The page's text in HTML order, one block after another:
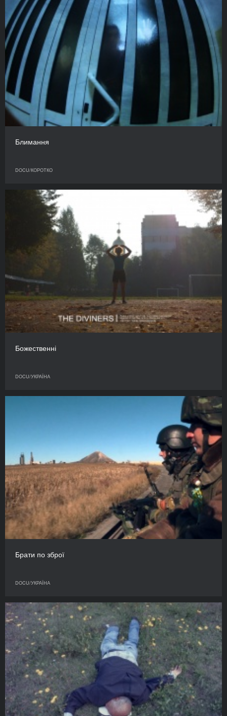
Блимання
DOCU/КОРОТКО
Божественні
DOCU/УКРАЇНА
Брати по зброї
DOCU/УКРАЇНА